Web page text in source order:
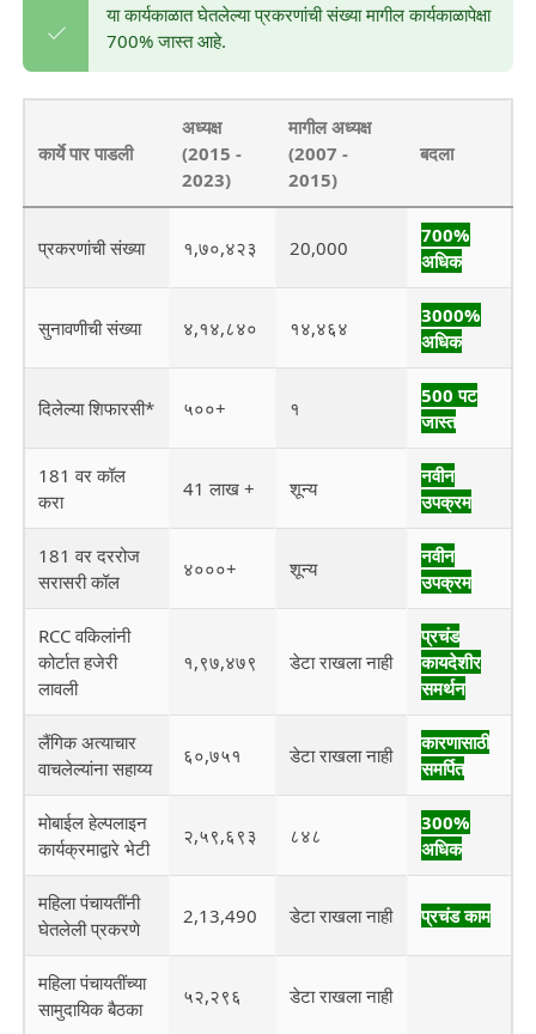
या कार्यकाळात घेतलेल्या प्रकरणांची संख्या मागील कार्यकाळापेक्षा
700% जास्त आहे.
कार्ये पार पाडली
अध्यक्ष
(2015 -
2023)
मागील अध्यक्ष
(2007 -
2015)
बदला
प्रकरणांची संख्या १,७०,४२३ 20,000
700%
अधिक
सुनावणीची संख्या ४,१४,८४० १४,४६४
3000%
अधिक
दिलेल्या शिफारसी* ५००+ १
500 पट
जास्त
181 वर कॉल
करा
41 लाख + शून्य
नवीन
उपक्रम
181 वर दररोज
सरासरी कॉल
४०००+ शून्य
नवीन
उपक्रम
RCC वकिलांनी
कोर्टात हजेरी
लावली
१,९७,४७९ डेटा राखला नाही
प्रचंड
कायदेशीर
समर्थन
लैंगिक अत्याचार
वाचलेल्यांना सहाय्य
६०,७५१ डेटा राखला नाही
कारणासाठी
समर्पित
मोबाईल हेल्पलाइन
कार्यक्रमाद्वारे भेटी
२,५९,६९३ ८४८
300%
अधिक
महिला पंचायतींनी
घेतलेली प्रकरणे
2,13,490 डेटा राखला नाही प्रचंड काम
महिला पंचायतींच्या
सामुदायिक बैठका
५२,२९६ डेटा राखला नाही